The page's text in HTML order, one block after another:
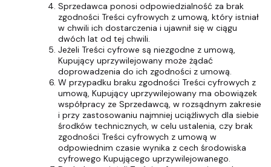
Sprzedawca ponosi odpowiedzialność za brak
zgodności Treści cyfrowych z umową, który istniał
w chwili ich dostarczenia i ujawnił się w ciągu
dwóch lat od tej chwili.
Jeżeli Treści cyfrowe są niezgodne z umową,
Kupujący uprzywilejowany może żądać
doprowadzenia do ich zgodności z umową.
W przypadku braku zgodności Treści cyfrowych z
umową, Kupujący uprzywilejowany ma obowiązek
współpracy ze Sprzedawcą, w rozsądnym zakresie
i przy zastosowaniu najmniej uciążliwych dla siebie
środków technicznych, w celu ustalenia, czy brak
zgodności Treści cyfrowych z umową w
odpowiednim czasie wynika z cech środowiska
cyfrowego Kupującego uprzywilejowanego.